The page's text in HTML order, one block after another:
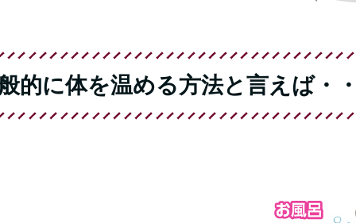
的に体を温める方法と言えば・